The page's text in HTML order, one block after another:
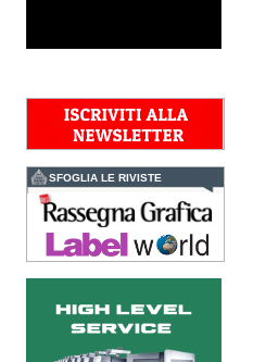
Spagna, Francia e...
Kolor+Service e T&K
Grafiche
L’intesa porta nel Gruppo
una gamma completa di
soluzioni per la misurazione
e il controllo del colore e
della qualità di stampa - e
l’esperienza di...
Assemblea Acimga:
investimenti, occupazione
e ripresa degli ordini
sostengono il settore
SFOGLIA LE RIVISTE